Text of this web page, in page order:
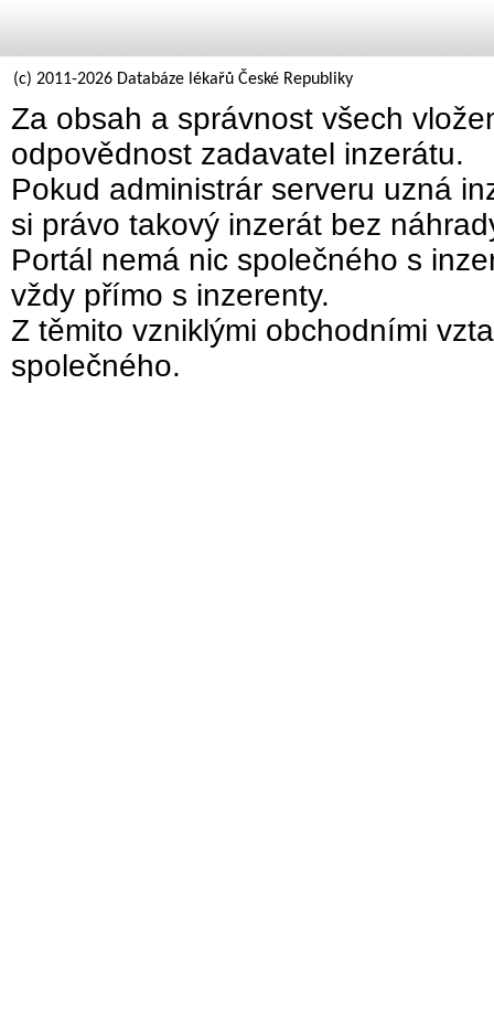
(c) 2011-2026 Databáze lékařů České Republiky
Za obsah a správnost všech
odpovědnost zadavatel inzerátu.
Pokud administrár serveru uzná
si právo takový inzerát bez
Portál nemá nic společného s
vždy přímo s inzerenty.
Z těmito vzniklými obchodními
společného.